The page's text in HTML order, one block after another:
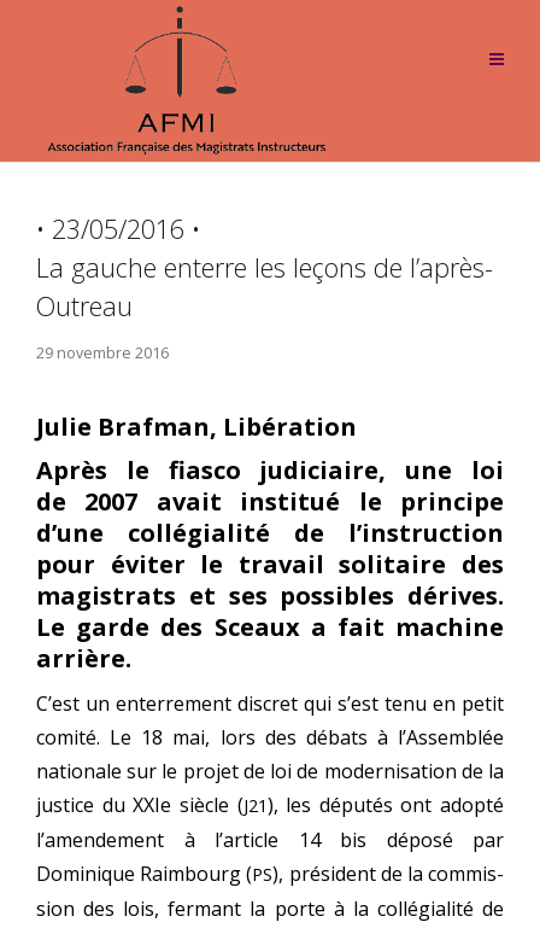
• 23/05/2016 •
La gauche enterre les leçons de l’après-
Outreau
29 novembre 2016
Julie Brafman, Libération
Après le fiasco judiciaire, une loi
de 2007 avait institué le principe
d’une collégialité de l’instruction
pour éviter le travail solitaire des
magistrats et ses possibles dérives.
Le garde des Sceaux a fait machine
arrière.
C’est un enter­re­ment dis­cret qui s’est tenu en petit
comi­té. Le 18 mai, lors des débats à l’Assemblée
natio­nale sur le pro­jet de loi de moder­ni­sa­tion de la
jus­tice du XXIe siècle (J21), les dépu­tés ont adop­té
l’amendement à l’article 14 bis dépo­sé par
Dominique Raimbourg (PS), pré­sident de la com­mis­
sion des lois, fer­mant la porte à la col­lé­gia­li­té de